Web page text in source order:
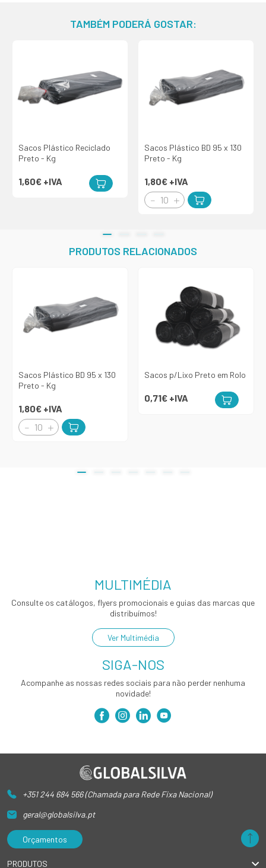
TAMBÉM PODERÁ GOSTAR:
Sacos Plástico Reciclado
Preto - Kg
1,60€ +IVA
Sacos Plástico BD 95 x 130
Preto - Kg
1,80€ +IVA
PRODUTOS RELACIONADOS
Sacos Plástico BD 95 x 130
Preto - Kg
1,80€ +IVA
Sacos p/Lixo Preto em Rolo
0,71€ +IVA
MULTIMÉDIA
Consulte os catálogos, flyers promocionais e guias das marcas que
distribuímos!
Ver Multimédia
SIGA-NOS
Acompanhe as nossas redes sociais para não perder nenhuma
novidade!
+351 244 684 566 (Chamada para Rede Fixa Nacional)
geral@globalsilva.pt
Orçamentos
PRODUTOS